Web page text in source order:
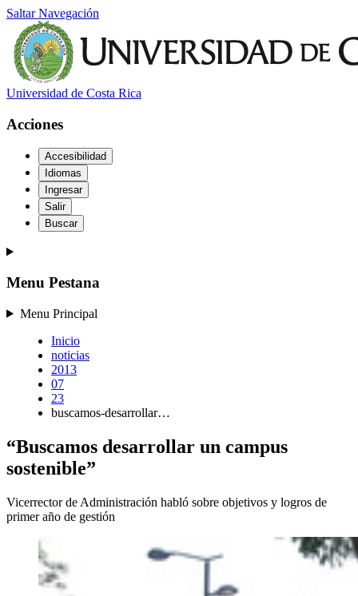
Saltar Navegación
Universidad de Costa Rica
Acciones
Accesibilidad
Idiomas
Ingresar
Salir
Buscar
Menu Pestana
Menu Principal
Inicio
noticias
2013
07
23
buscamos-desarrollar…
“Buscamos desarrollar un campus
sostenible”
Vicerrector de Administración habló sobre objetivos y logros de
primer año de gestión